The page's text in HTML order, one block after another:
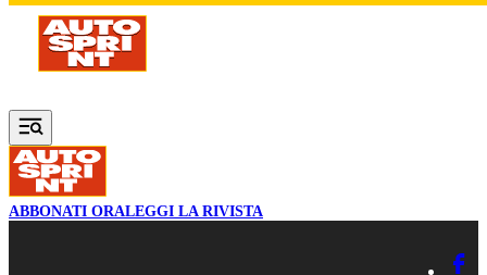
Vai al contenuto principale
ABBONATI ORALEGGI LA RIVISTA